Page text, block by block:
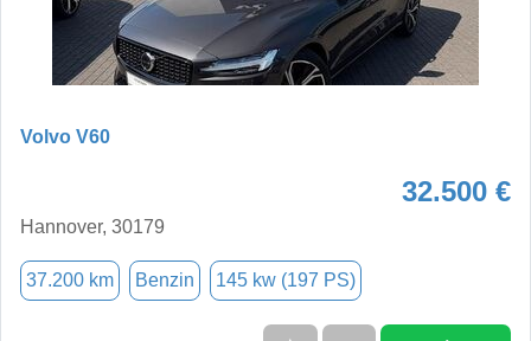
Volvo V60
32.500 €
Hannover, 30179
37.200 km Benzin 145 kw (197 PS)